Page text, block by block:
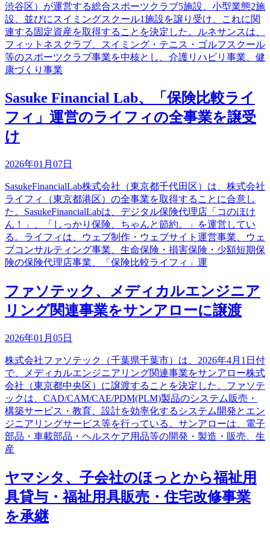
渋谷区）が運営する総合スポーツクラブ5施設、小型業態2施
設、並びにスイミングスクール1施設を譲り受け、これに関
連する固定資産を取得することを決定した。ルネサンスは、
フィットネスクラブ、スイミング・テニス・ゴルフスクール
等のスポーツクラブ事業を中核とし、介護リハビリ事業、健
康づくり事業
Sasuke Financial Lab、「保険比較ライ
フィ」運営のライフィの全事業を譲受
け
2026年01月07日
SasukeFinancialLab株式会社（東京都千代田区）は、株式会社
ライフィ（東京都港区）の全事業を取得することに合意し
た。SasukeFinancialLabは、デジタル保険代理店「コのほけ
ん！」、「しっかり保険、ちゃんと節約。」を運営してい
る。ライフィは、ウェブ制作・ウェブサイト運営事業、ウェ
ブコンサルティング事業、生命保険・損害保険・少額短期保
険の保険代理店事業、「保険比較ライフィ」運
ファソテック、メディカルエンジニア
リング関連事業をサンアローに譲渡
2026年01月05日
株式会社ファソテック（千葉県千葉市）は、2026年4月1日付
で、メディカルエンジニアリング関連事業をサンアロー株式
会社（東京都中央区）に譲渡することを決定した。ファソテ
ックは、CAD/CAM/CAE/PDM(PLM)製品のシステム販売・
構築サービス・教育、設計を効率化するシステム開発とエン
ジニアリングサービス等を行っている。サンアローは、電子
部品・車載部品・ヘルスケア用品等の開発・製造・販売、生
産
ヤマシタ、子会社のほっとから福祉用
具貸与・福祉用具販売・住宅改修事業
を承継